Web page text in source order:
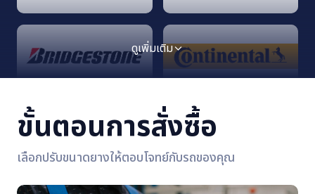
ดูเพิ่มเติม
ขั้นตอนการสั่งซื้อ
เลือกปรับขนาดยางให้ตอบโจทย์กับรถของคุณ